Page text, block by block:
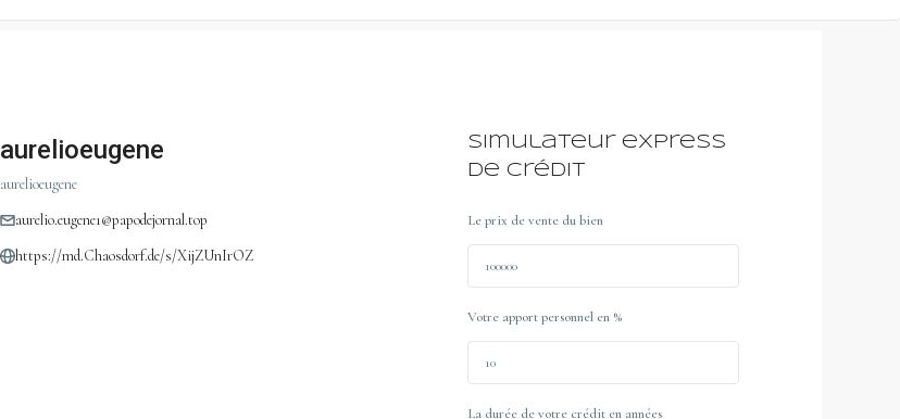
aurelioeugene
aurelioeugene
aurelio.eugene1@papodejornal.top
https://md.Chaosdorf.de/s/XijZUnIrOZ
Simulateur express
de crédit
Le prix de vente du bien
Votre apport personnel en %
La durée de votre crédit en années